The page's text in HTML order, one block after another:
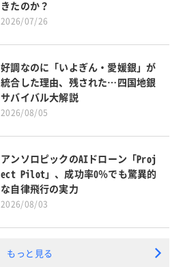
きたのか？
2026/07/26
好調なのに「いよぎん・愛媛銀」が
統合した理由、残された…四国地銀
サバイバル大解説
2026/08/05
アンソロピックのAIドローン「Proj
ect Pilot」、成功率0％でも驚異的
な自律飛行の実力
2026/08/03
もっと見る